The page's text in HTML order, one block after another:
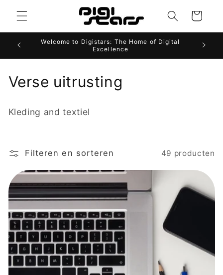
naar de
content
Winkelwagen
Welcome to Digistars: The Home of Digital
Excellence
C
l
e
c
t
i
e
:
Verse uitrusting
Kleding and textiel
Filteren en sorteren 49 producten